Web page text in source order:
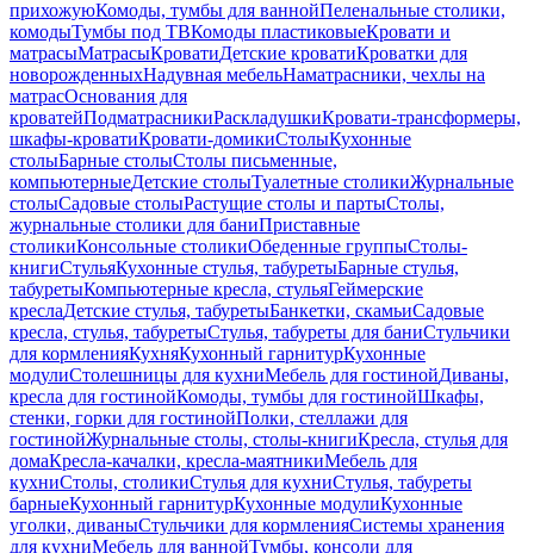
прихожуюКомоды, тумбы для ваннойПеленальные столики,
комодыТумбы под ТВКомоды пластиковыеКровати и
матрасыМатрасыКроватиДетские кроватиКроватки для
новорожденныхНадувная мебельНаматрасники, чехлы на
матрасОснования для
кроватейПодматрасникиРаскладушкиКровати-трансформеры,
шкафы-кроватиКровати-домикиСтолыКухонные
столыБарные столыСтолы письменные,
компьютерныеДетские столыТуалетные столикиЖурнальные
столыСадовые столыРастущие столы и партыСтолы,
журнальные столики для баниПриставные
столикиКонсольные столикиОбеденные группыСтолы-
книгиСтульяКухонные стулья, табуретыБарные стулья,
табуретыКомпьютерные кресла, стульяГеймерские
креслаДетские стулья, табуретыБанкетки, скамьиСадовые
кресла, стулья, табуретыСтулья, табуреты для баниСтульчики
для кормленияКухняКухонный гарнитурКухонные
модулиСтолешницы для кухниМебель для гостинойДиваны,
кресла для гостинойКомоды, тумбы для гостинойШкафы,
стенки, горки для гостинойПолки, стеллажи для
гостинойЖурнальные столы, столы-книгиКресла, стулья для
домаКресла-качалки, кресла-маятникиМебель для
кухниСтолы, столикиСтулья для кухниСтулья, табуреты
барныеКухонный гарнитурКухонные модулиКухонные
уголки, диваныСтульчики для кормленияСистемы хранения
для кухниМебель для ваннойТумбы, консоли для